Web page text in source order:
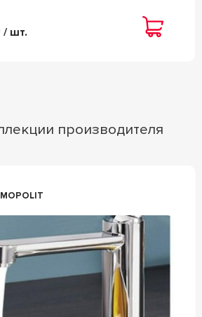
/ шт.
производителя